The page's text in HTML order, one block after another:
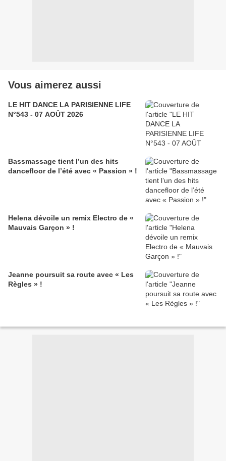
Vous aimerez aussi
LE HIT DANCE LA PARISIENNE LIFE
N°543 - 07 AOÛT 2026
Bassmassage tient l’un des hits
dancefloor de l’été avec « Passion » !
Helena dévoile un remix Electro de «
Mauvais Garçon » !
Jeanne poursuit sa route avec « Les
Règles » !